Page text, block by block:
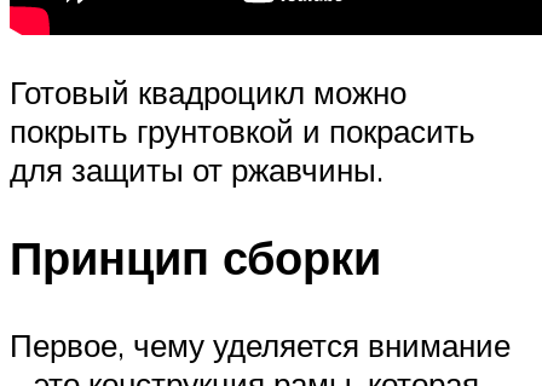
Готовый квадроцикл можно
покрыть грунтовкой и покрасить
для защиты от ржавчины.
Принцип сборки
Первое, чему уделяется внимание